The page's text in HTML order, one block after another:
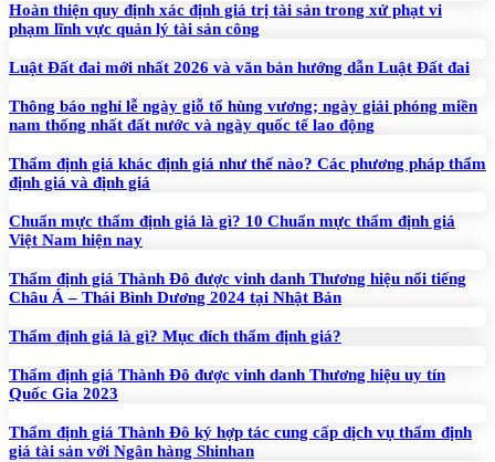
Hoàn thiện quy định xác định giá trị tài sản trong xử phạt vi
phạm lĩnh vực quản lý tài sản công
Luật Đất đai mới nhất 2026 và văn bản hướng dẫn Luật Đất đai
Thông báo nghỉ lễ ngày giỗ tổ hùng vương; ngày giải phóng miền
nam thống nhất đất nước và ngày quốc tế lao động
Thẩm định giá khác định giá như thế nào? Các phương pháp thẩm
định giá và định giá
Chuẩn mực thẩm định giá là gì? 10 Chuẩn mực thẩm định giá
Việt Nam hiện nay
Thẩm định giá Thành Đô được vinh danh Thương hiệu nổi tiếng
Châu Á – Thái Bình Dương 2024 tại Nhật Bản
Thẩm định giá là gì? Mục đích thẩm định giá?
Thẩm định giá Thành Đô được vinh danh Thương hiệu uy tín
Quốc Gia 2023
Thẩm định giá Thành Đô ký hợp tác cung cấp dịch vụ thẩm định
giá tài sản với Ngân hàng Shinhan